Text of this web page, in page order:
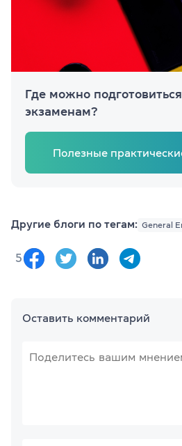
Где можно
экзаменам?
Полезные
Другие блоги по тегам: General
5
Оставить комментарий